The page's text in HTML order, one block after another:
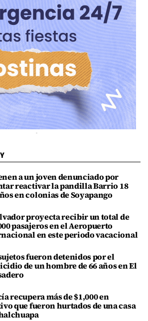
a un joven denunciado por
reactivar la pandilla Barrio 18
en colonias de Soyapango
proyecta recibir un total de
pasajeros en el Aeropuerto
en este periodo vacacional
fueron detenidos por el
de un hombre de 66 años en El
recupera más de $1,000 en
que fueron hurtados de una casa